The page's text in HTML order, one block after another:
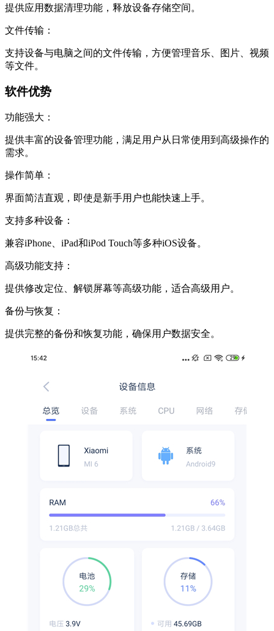
提供应用数据清理功能，释放设备存储空间。
文件传输：
支持设备与电脑之间的文件传输，方便管理音乐、图片、视频
等文件。
软件优势
功能强大：
提供丰富的设备管理功能，满足用户从日常使用到高级操作的
需求。
操作简单：
界面简洁直观，即使是新手用户也能快速上手。
支持多种设备：
兼容iPhone、iPad和iPod Touch等多种iOS设备。
高级功能支持：
提供修改定位、解锁屏幕等高级功能，适合高级用户。
备份与恢复：
提供完整的备份和恢复功能，确保用户数据安全。